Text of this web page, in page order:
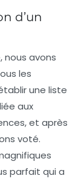
d’un
, nous avons
les
une liste
aux
et après
voté.
parfait qui a